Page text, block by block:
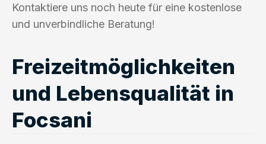
Kontaktiere uns noch heute für eine kostenlose
und unverbindliche Beratung!
Freizeitmöglichkeiten
und Lebensqualität in
Focsani